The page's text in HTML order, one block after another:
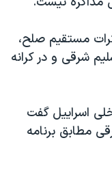
مستقیم صلح،
شرقی و در کرانه
اسراییل گفت
مطابق برنامه